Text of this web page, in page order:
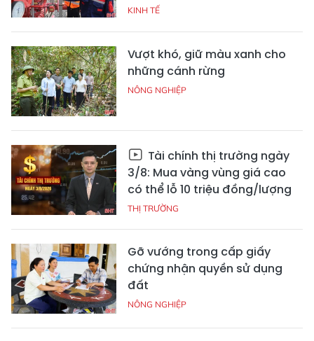
KINH TẾ
Vượt khó, giữ màu xanh cho
những cánh rừng
NÔNG NGHIỆP
Tài chính thị trường ngày
3/8: Mua vàng vùng giá cao
có thể lỗ 10 triệu đồng/lượng
THỊ TRƯỜNG
Gỡ vướng trong cấp giấy
chứng nhận quyền sử dụng
đất
NÔNG NGHIỆP